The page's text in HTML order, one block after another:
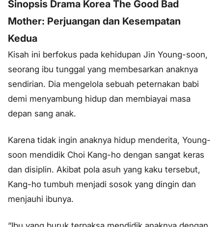
Sinopsis Drama Korea The Good Bad
Mother: Perjuangan dan Kesempatan
Kedua
Kisah ini berfokus pada kehidupan Jin Young-soon,
seorang ibu tunggal yang membesarkan anaknya
sendirian. Dia mengelola sebuah peternakan babi
demi menyambung hidup dan membiayai masa
depan sang anak.
Karena tidak ingin anaknya hidup menderita, Young-
soon mendidik Choi Kang-ho dengan sangat keras
dan disiplin. Akibat pola asuh yang kaku tersebut,
Kang-ho tumbuh menjadi sosok yang dingin dan
menjauhi ibunya.